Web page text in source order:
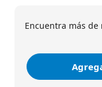
Encuentra más